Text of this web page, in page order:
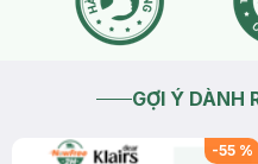
GỢI Ý DÀNH
-55 %